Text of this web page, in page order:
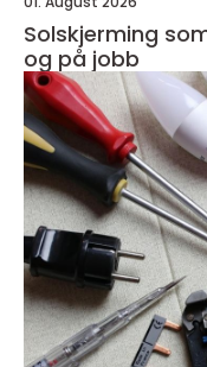
Solskjerming
og på jobb